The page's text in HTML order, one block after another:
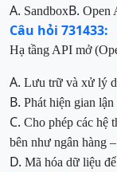
A. SandboxB. Open
Câu hỏi 731433:
Hạ tầng API mở
A. Lưu trữ và xử lý
B. Phát hiện gian
C. Cho phép các hệ
bên như ngân hàng
D. Mã hóa dữ liệu